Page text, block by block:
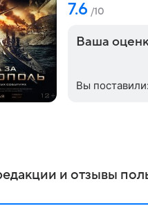
7.6 /10
Ваша
Вы поставили:
и отзывы